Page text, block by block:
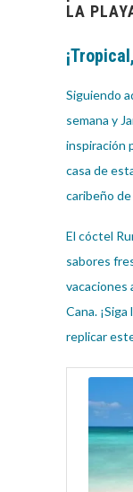
LA
Siguiendo
semana y
inspiración
casa de
caribeño de
El cóctel
sabores
vacaciones
Cana.
replicar